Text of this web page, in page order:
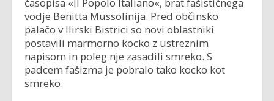
vodje Benitta Mussolinija. Pred občinsko
palačo v Ilirski Bistrici so novi oblastniki
postavili marmorno kocko z ustreznim
napisom in poleg nje zasadili smreko. S
padcem fašizma je pobralo tako kocko kot
smreko.